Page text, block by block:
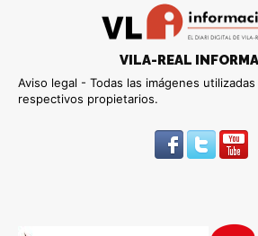
VILA-REAL
Aviso legal - Todas las imágenes
respectivos propietarios.